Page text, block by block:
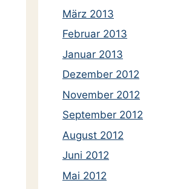
März 2013
Februar 2013
Januar 2013
Dezember 2012
November 2012
September 2012
August 2012
Juni 2012
Mai 2012